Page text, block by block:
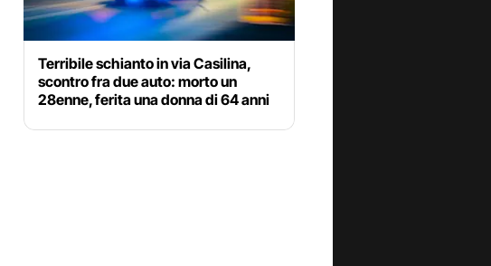
Terribile schianto in via Casilina,
scontro fra due auto: morto un
28enne, ferita una donna di 64 anni